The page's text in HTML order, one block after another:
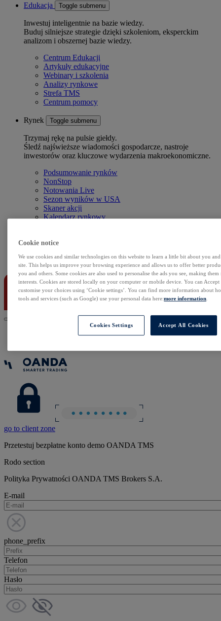
Edukacja Toggle submenu
Inwestuj inteligentnie na bazie wiedzy.
Buduj silniejsze strategie dzięki szkoleniom, eksperckim
analizom i obszernej bazie wiedzy.
Centrum Edukacji
Artykuły edukacyjne
Webinary i szkolenia
Analizy rynkowe
Strefa TMS
Centrum pomocy
Rynek Toggle submenu
Trzymaj rękę na pulsie giełdy.
Śledź najświeższe wiadomości gospodarcze, nastroje
inwestorów oraz kluczowe wydarzenia makroekonomiczne.
Podsumowanie rynków
NonStop
Notowania Live
Sezon wyników w USA
Skaner akcji
Kalendarz rynkowy
Rolowania
Kontakt
go to client zone
Przetestuj bezpłatne konto demo OANDA TMS
Rodo section
Polityka Prywatności OANDA TMS Brokers S.A.
E-mail
phone_prefix
Telefon
Hasło
Cookie notice
We use cookies and similar technologies on this website to learn a little bit about you
site. This helps us improve your browsing experience and allows us to offer better
you and others. Some cookies are also used to personalise the ads you see, making
interests. Cookies are stored locally on your computer or mobile device. You can
customise your choices using ‘Cookie settings’. You can find more information about
tools and services (such as Google) use your personal data here:more information
Cookies Settings Accept All Cookies